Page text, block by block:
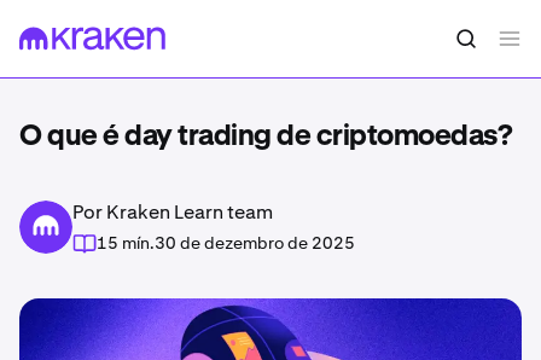
O que é day trading de criptomoedas?
Por Kraken Learn team
15 mín.30 de dezembro de 2025